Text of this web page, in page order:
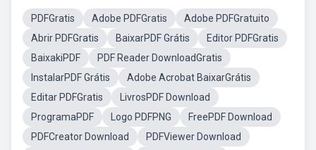
PDFGratis Adobe PDFGratis
Adobe PDFGratuito
Abrir PDFGratis
BaixarPDF Grátis
Editor PDFGratis
BaixakiPDF
PDF Reader DownloadGratis
InstalarPDF Grátis
Adobe Acrobat BaixarGrátis
Editar PDFGratis
LivrosPDF Download
ProgramaPDF
Logo PDFPNG
FreePDF Download
PDFCreator Download
PDFViewer Download